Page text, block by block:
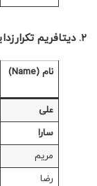
۲. دیتافریم تکرارزدایی شده (Deduplicated DataFrame)
نام (Name)
علی
سارا
مریم
رضا